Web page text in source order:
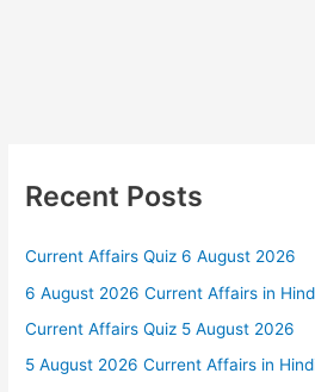
Recent Posts
Current Affairs Quiz 6 August 2026
6 August 2026 Current Affairs in
Current Affairs Quiz 5 August 2026
5 August 2026 Current Affairs in